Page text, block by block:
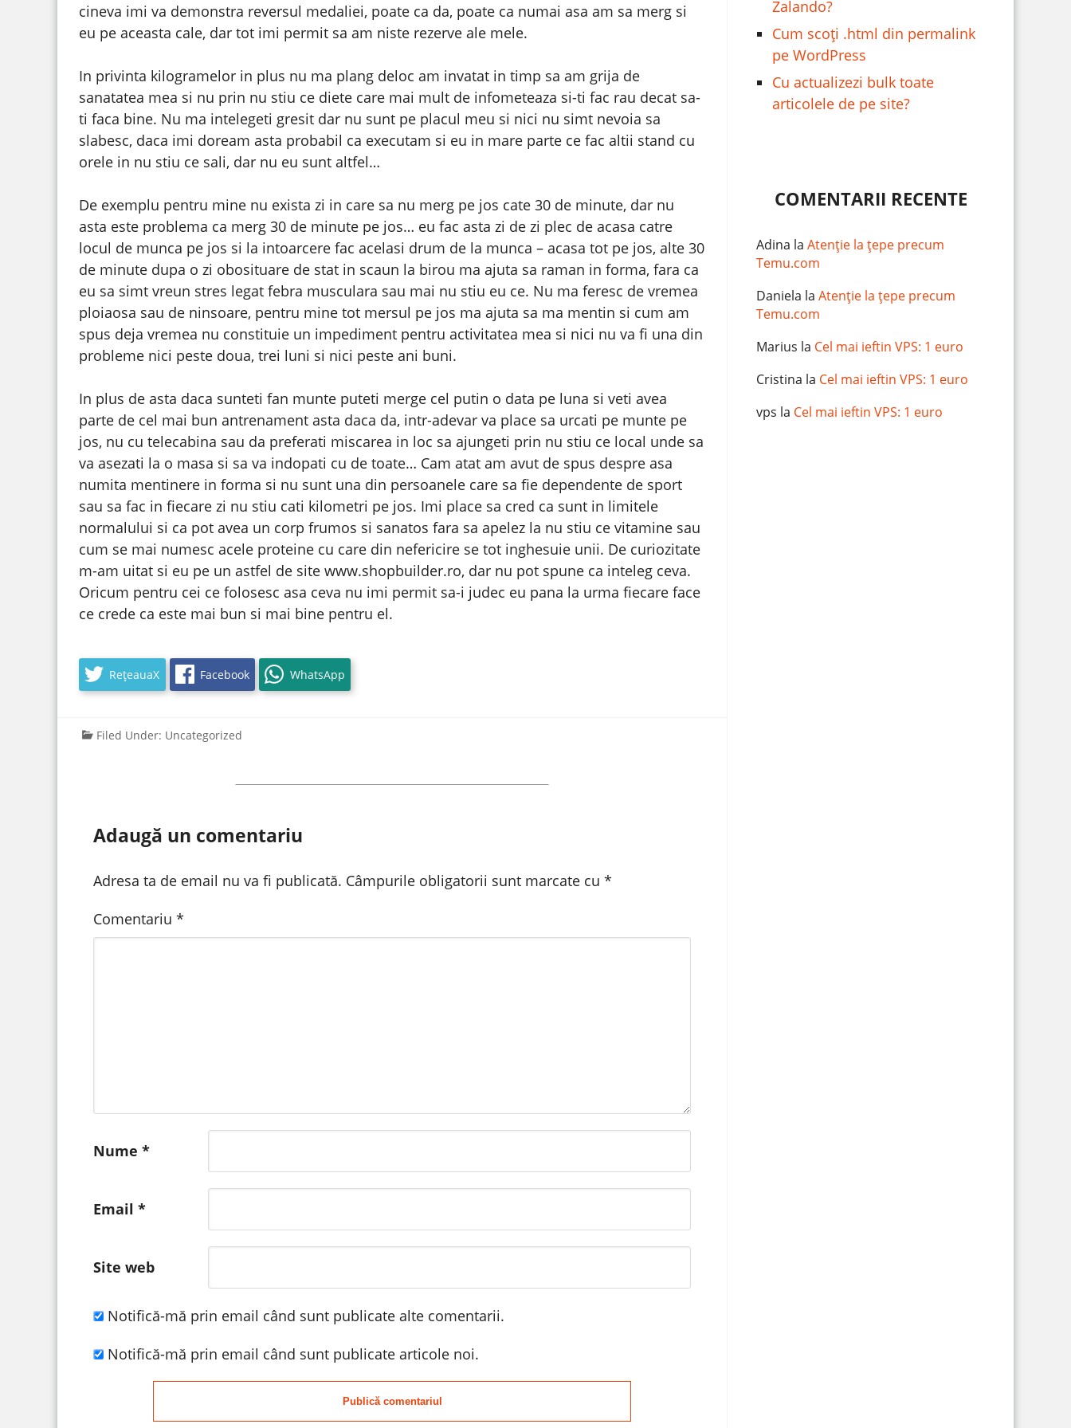
cineva imi va demonstra reversul medaliei, poate ca da, poate ca numai asa am sa merg si
eu pe aceasta cale, dar tot imi permit sa am niste rezerve ale mele.
In privinta kilogramelor in plus nu ma plang deloc am invatat in timp sa am grija de
sanatatea mea si nu prin nu stiu ce diete care mai mult de infometeaza si-ti fac rau decat sa-
ti faca bine. Nu ma intelegeti gresit dar nu sunt pe placul meu si nici nu simt nevoia sa
slabesc, daca imi doream asta probabil ca executam si eu in mare parte ce fac altii stand cu
orele in nu stiu ce sali, dar nu eu sunt altfel…
De exemplu pentru mine nu exista zi in care sa nu merg pe jos cate 30 de minute, dar nu
asta este problema ca merg 30 de minute pe jos… eu fac asta zi de zi plec de acasa catre
locul de munca pe jos si la intoarcere fac acelasi drum de la munca – acasa tot pe jos, alte 30
de minute dupa o zi obosituare de stat in scaun la birou ma ajuta sa raman in forma, fara ca
eu sa simt vreun stres legat febra musculara sau mai nu stiu eu ce. Nu ma feresc de vremea
ploiaosa sau de ninsoare, pentru mine tot mersul pe jos ma ajuta sa ma mentin si cum am
spus deja vremea nu constituie un impediment pentru activitatea mea si nici nu va fi una din
probleme nici peste doua, trei luni si nici peste ani buni.
In plus de asta daca sunteti fan munte puteti merge cel putin o data pe luna si veti avea
parte de cel mai bun antrenament asta daca da, intr-adevar va place sa urcati pe munte pe
jos, nu cu telecabina sau da preferati miscarea in loc sa ajungeti prin nu stiu ce local unde sa
va asezati la o masa si sa va indopati cu de toate… Cam atat am avut de spus despre asa
numita mentinere in forma si nu sunt una din persoanele care sa fie dependente de sport
sau sa fac in fiecare zi nu stiu cati kilometri pe jos. Imi place sa cred ca sunt in limitele
normalului si ca pot avea un corp frumos si sanatos fara sa apelez la nu stiu ce vitamine sau
cum se mai numesc acele proteine cu care din nefericire se tot inghesuie unii. De curiozitate
m-am uitat si eu pe un astfel de site www.shopbuilder.ro, dar nu pot spune ca inteleg ceva.
Oricum pentru cei ce folosesc asa ceva nu imi permit sa-i judec eu pana la urma fiecare face
ce crede ca este mai bun si mai bine pentru el.
RețeauaX Facebook WhatsApp
Filed Under: Uncategorized
Adaugă un comentariu
Adresa ta de email nu va fi publicată. Câmpurile obligatorii sunt marcate cu *
Comentariu *
Nume *
Email *
Site web
Notifică-mă prin email când sunt publicate alte comentarii.
Notifică-mă prin email când sunt publicate articole noi.
Publică comentariul
Zalando?
Cum scoți .html din permalink
pe WordPress
Cu actualizezi bulk toate
articolele de pe site?
COMENTARII RECENTE
Adina la Atenție la țepe precum
Temu.com
Daniela la Atenție la țepe precum
Temu.com
Marius la Cel mai ieftin VPS: 1 euro
Cristina la Cel mai ieftin VPS: 1 euro
vps la Cel mai ieftin VPS: 1 euro